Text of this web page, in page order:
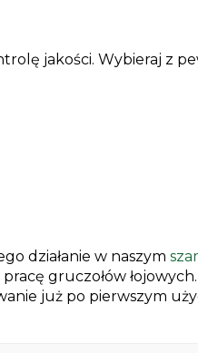
jakości. Wybieraj z
działanie w naszym
gruczołów łojowych.
już po pierwszym